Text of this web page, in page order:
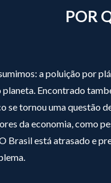
POR
a poluição por
planeta. Encontrado
se tornou uma questão
da economia, como
Brasil está atrasado e